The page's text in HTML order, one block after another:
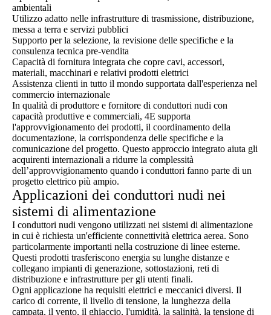
ambientali
Utilizzo adatto nelle infrastrutture di trasmissione, distribuzione,
messa a terra e servizi pubblici
Supporto per la selezione, la revisione delle specifiche e la
consulenza tecnica pre-vendita
Capacità di fornitura integrata che copre cavi, accessori,
materiali, macchinari e relativi prodotti elettrici
Assistenza clienti in tutto il mondo supportata dall'esperienza nel
commercio internazionale
In qualità di produttore e fornitore di conduttori nudi con
capacità produttive e commerciali, 4E supporta
l'approvvigionamento dei prodotti, il coordinamento della
documentazione, la corrispondenza delle specifiche e la
comunicazione del progetto. Questo approccio integrato aiuta gli
acquirenti internazionali a ridurre la complessità
dell’approvvigionamento quando i conduttori fanno parte di un
progetto elettrico più ampio.
Applicazioni dei conduttori nudi nei
sistemi di alimentazione
I conduttori nudi vengono utilizzati nei sistemi di alimentazione
in cui è richiesta un'efficiente connettività elettrica aerea. Sono
particolarmente importanti nella costruzione di linee esterne.
Questi prodotti trasferiscono energia su lunghe distanze e
collegano impianti di generazione, sottostazioni, reti di
distribuzione e infrastrutture per gli utenti finali.
Ogni applicazione ha requisiti elettrici e meccanici diversi. Il
carico di corrente, il livello di tensione, la lunghezza della
campata, il vento, il ghiaccio, l'umidità, la salinità, la tensione di